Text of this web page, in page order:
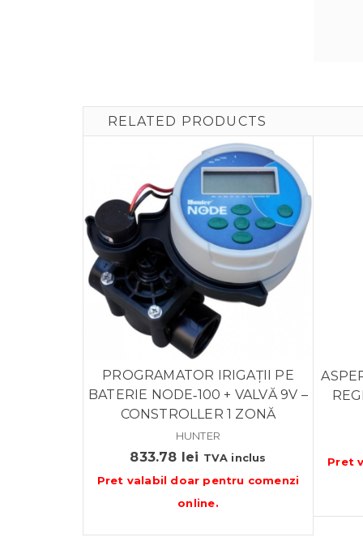
RELATED PRODUCTS
PROGRAMATOR IRIGAȚII PE
BATERIE NODE‑100 + VALVĂ 9V –
CONSTROLLER 1 ZONĂ
HUNTER
833.78 lei TVA inclus
Pret valabil doar pentru comenzi
online.
Pret